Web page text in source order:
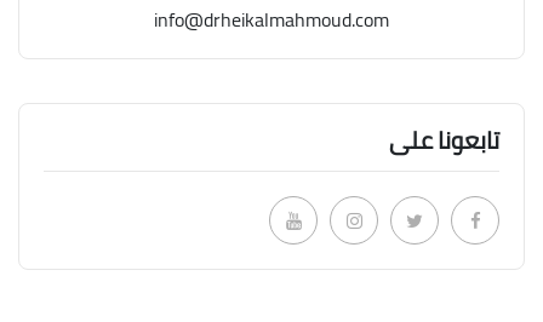
info@drheikalmahmoud.com
تابعونا على